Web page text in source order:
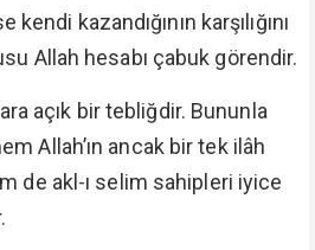
kendi kazandığının karşılığını
Allah hesabı çabuk görendir.
açık bir tebliğdir. Bununla
Allah’ın ancak bir tek ilâh
de akl-ı selim sahipleri iyice